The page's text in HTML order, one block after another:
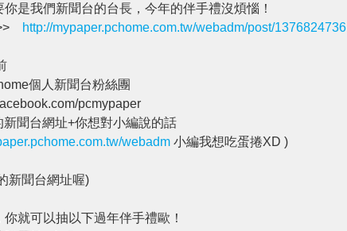
是我們新聞台的台長，今年的伴手禮沒煩惱！
http://mypaper.pchome.com.tw/webadm/post/1376824736
個人新聞台粉絲團
pcmypaper
新聞台網址+你想對小編說的話
webadm 小編我想吃蛋捲XD )
新聞台網址喔)
就可以抽以下過年伴手禮歐！